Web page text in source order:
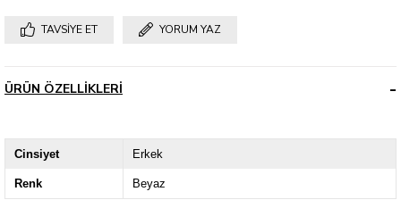
TAVSIYE ET YORUM YAZ
ÜRÜN ÖZELLIKLERI
Cinsiyet Erkek
Renk Beyaz